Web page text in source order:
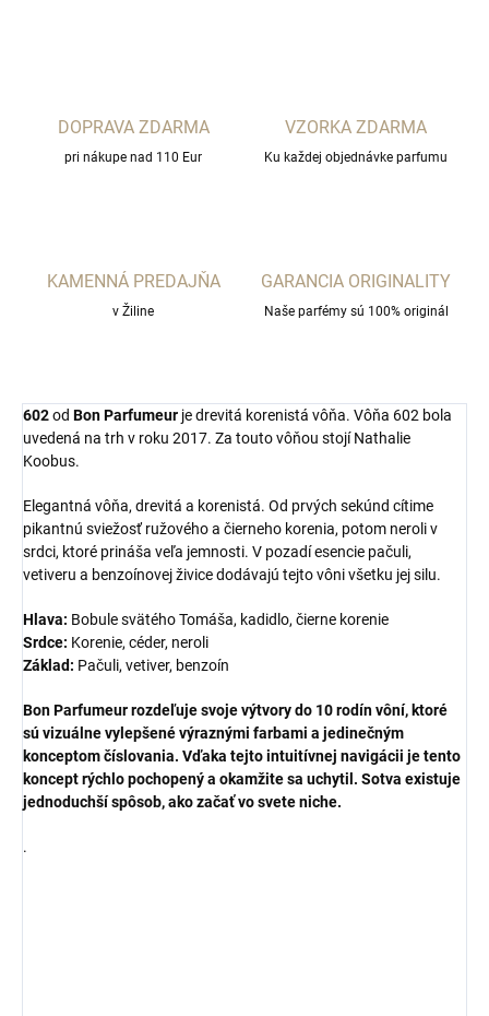
DOPRAVA ZDARMA
pri nákupe nad 110 Eur
VZORKA ZDARMA
Ku každej objednávke parfumu
KAMENNÁ PREDAJŇA
v Žiline
GARANCIA ORIGINALITY
Naše parfémy sú 100% originál
602od Bon Parfumeur je drevitá korenistá vôňa. Vôňa 602 bola
uvedená na trh v roku 2017. Za touto vôňou stojí Nathalie
Koobus.
Elegantná vôňa, drevitá a korenistá. Od prvých sekúnd cítime
pikantnú sviežosť ružového a čierneho korenia, potom neroli v
srdci, ktoré prináša veľa jemnosti. V pozadí esencie pačuli,
vetiveru a benzoínovej živice dodávajú tejto vôni všetku jej silu.
Hlava: Bobule svätého Tomáša, kadidlo, čierne korenie
Srdce: Korenie, céder, neroli
Základ: Pačuli, vetiver, benzoín
Bon Parfumeur rozdeľuje svoje výtvory do 10 rodín vôní, ktoré
sú vizuálne vylepšené výraznými farbami a jedinečným
konceptom číslovania. Vďaka tejto intuitívnej navigácii je tento
koncept rýchlo pochopený a okamžite sa uchytil. Sotva existuje
jednoduchší spôsob, ako začať vo svete niche.
.